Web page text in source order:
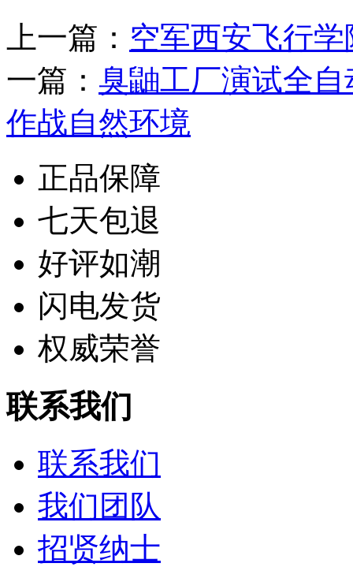
上一篇： 空军西安飞行
一篇： 臭鼬工厂演试全
作战自然环境
正品保障
七天包退
好评如潮
闪电发货
权威荣誉
联系我们
联系我们
我们团队
招贤纳士